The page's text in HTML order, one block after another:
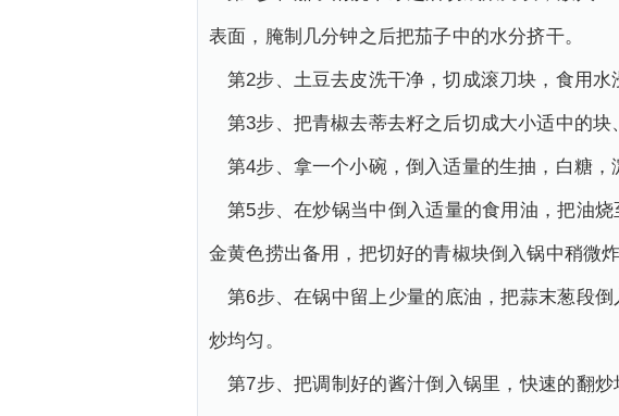
表面，腌制几分钟之后把茄子中的水分挤干。
第2步、土豆去皮洗干净，切成滚刀块，食用
第3步、把青椒去蒂去籽之后切成大小适中的块
第4步、拿一个小碗，倒入适量的生抽，白糖
第5步、在炒锅当中倒入适量的食用油，把油
金黄色捞出备用，把切好的青椒块倒入锅中稍微
第6步、在锅中留上少量的底油，把蒜末葱段
炒均匀。
第7步、把调制好的酱汁倒入锅里，快速的翻